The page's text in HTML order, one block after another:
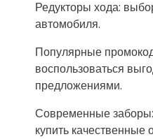
Редукторы хода:
автомобиля.
Популярные
воспользоваться
предложениями.
Современные заборы:
купить качественные